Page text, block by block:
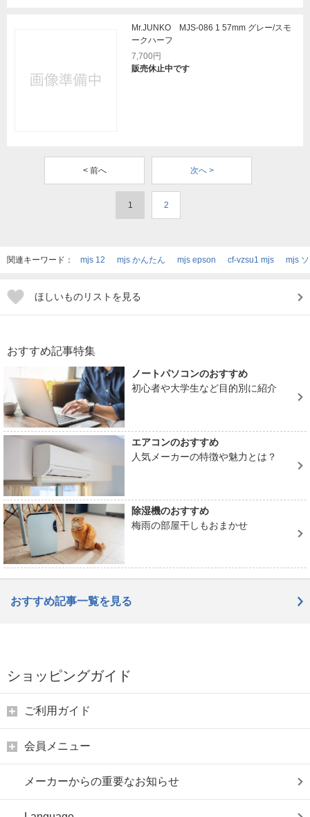
Mr.JUNKO MJS-086 1 57mm グレー/スモ
ークハーフ
7,700円
販売休止中です
< 前へ 次へ >
1 2
関連キーワード： mjs 12 mjs かんたん mjs epson cf-vzsu1 mjs mjs
ほしいものリストを見る
おすすめ記事特集
ノートパソコンのおすすめ
初心者や大学生など目的別に紹介
エアコンのおすすめ
人気メーカーの特徴や魅力とは？
除湿機のおすすめ
梅雨の部屋干しもおまかせ
おすすめ記事一覧を見る
ショッピングガイド
ご利用ガイド
会員メニュー
メーカーからの重要なお知らせ